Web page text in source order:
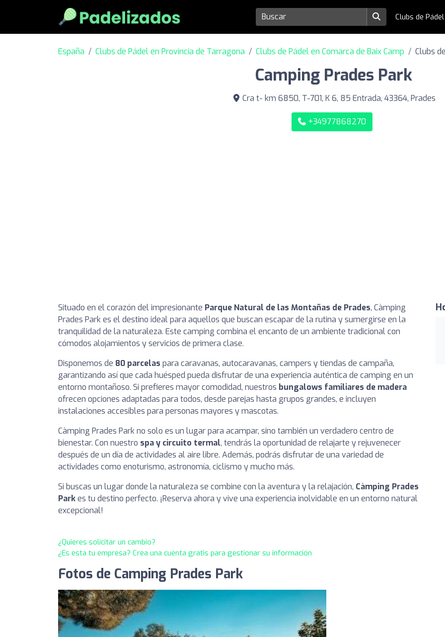
Clubs de Pádel
España Clubs de Pádel en Provincia de Tarragona Clubs de Pádel en Comarca de Baix Camp Clubs
Camping Prades Park
Cra t- km 6850, T-701, K 6, 85 Entrada, 43364, Prades
+34977868270
Situado en el corazón del impresionante Parque Natural de las Montañas de Prades, Càmping
Prades Park es el destino ideal para aquellos que buscan escapar de la rutina y sumergirse en la
tranquilidad de la naturaleza. Este camping combina el encanto de un ambiente tradicional con
cómodos alojamientos y servicios de primera clase.
Disponemos de 80 parcelas para caravanas, autocaravanas, campers y tiendas de campaña,
garantizando así que cada huésped pueda disfrutar de una experiencia auténtica de camping en un
entorno montañoso. Si prefieres mayor comodidad, nuestros bungalows familiares de madera
ofrecen opciones adaptadas para todos, desde parejas hasta grupos grandes, e incluyen
instalaciones accesibles para personas mayores y mascotas.
Càmping Prades Park no solo es un lugar para acampar, sino también un verdadero centro de
bienestar. Con nuestro spa y circuito termal, tendrás la oportunidad de relajarte y rejuvenecer
después de un día de actividades al aire libre. Además, podrás disfrutar de una variedad de
actividades como enoturismo, astronomía, ciclismo y mucho más.
Si buscas un lugar donde la naturaleza se combine con la aventura y la relajación, Càmping Prades
Parkes tu destino perfecto. ¡Reserva ahora y vive una experiencia inolvidable en un entorno natural
excepcional!
¿Quieres solicitar un cambio?
¿Es esta tu empresa? Crea una cuenta gratis para gestionar su información
Fotos de Camping Prades Park